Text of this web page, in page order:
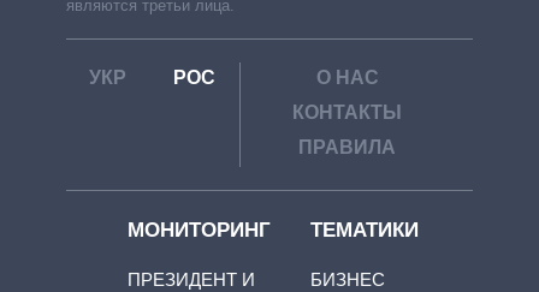
являются третьи лица.
УКР РОС
О НАС
КОНТАКТЫ
ПРАВИЛА
МОНИТОРИНГ
ПРЕЗИДЕНТ И
ТЕМАТИКИ
БИЗНЕС